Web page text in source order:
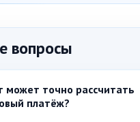
вопросы
может точно рассчитать
платёж?